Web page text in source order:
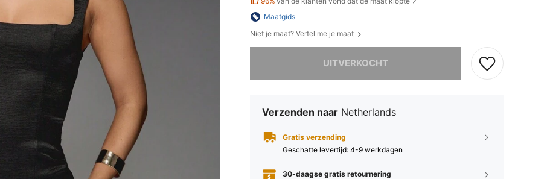
Maatgids
Niet je maat? Vertel me je maat
UITVERKOCHT
Sorry, dit product is uitverkocht.
Verzenden naar Netherlands
Gratis verzending
Geschatte levertijd: 4-9 werkdagen
30-daagse gratis retournering